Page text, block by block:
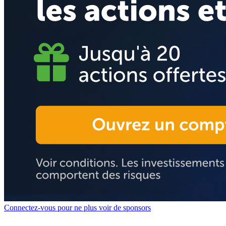
Connectez-vous pour ne plus voir de sponsors